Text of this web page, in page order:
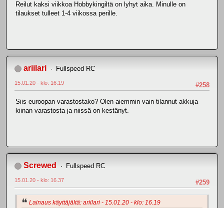
Reilut kaksi viikkoa Hobbykingiltä on lyhyt aika. Minulle on
tilaukset tulleet 1-4 viikossa perille.
ariilari Fullspeed RC
#258
15.01.20 - klo: 16.19
Siis euroopan varastostako? Olen aiemmin vain tilannut akkuja
kiinan varastosta ja niissä on kestänyt.
Screwed Fullspeed RC
#259
15.01.20 - klo: 16.37
Lainaus käyttäjältä: ariilari - 15.01.20 - klo: 16.19